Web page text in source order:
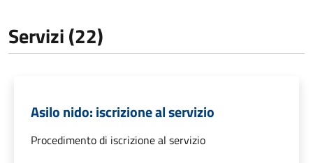
Servizi (22)
Asilo nido: iscrizione al servizio
Procedimento di iscrizione al servizio